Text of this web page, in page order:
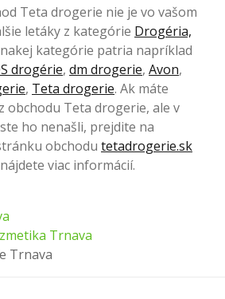
Teta drogerie nie je vo vašom
letáky z kategórie Drogéria,
kategórie patria napríklad
drogérie, dm drogerie, Avon,
, Teta drogerie. Ak máte
obchodu Teta drogerie, ale v
ho nenašli, prejdite na
obchodu tetadrogerie.sk
viac informácií.
Trnava
Trnava